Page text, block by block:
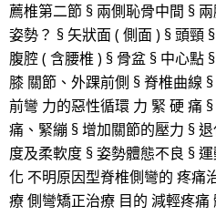
薦椎第二節 § 兩側恥骨中間 §
姿勢？ § 矢狀面 ( 側面 ) § 頭頸 §
腹腔 ( 含腰椎 ) § 骨盆 § 中心點
膝 關節、外踝前側 § 脊椎曲線
前彎 力的惡性循環 力 緊 硬 痛
痛、緊繃 § 增加關節的壓力 §
度及柔軟度 § 姿勢體態不良 §
化 不明原因型脊椎側彎的 疼痛
療 側彎矯正治療 目的 減輕疼